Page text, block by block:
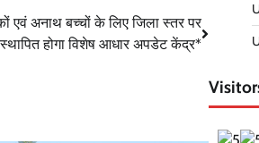
एवं अनाथ बच्चों के लिए जिला स्तर पर
स्थापित होगा विशेष आधार अपडेट केंद्र*